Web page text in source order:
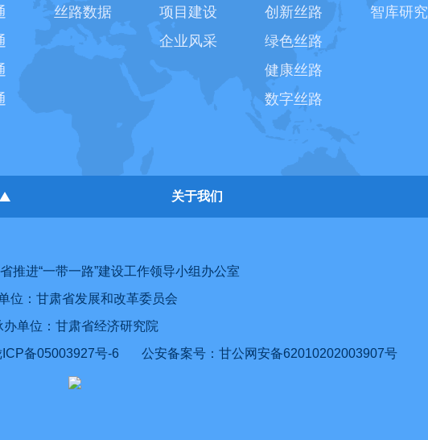
丝路数据
项目建设
企业风采
创新丝路
绿色丝路
健康丝路
数字丝路
智库研究
关于我们
推进“一带一路”建设工作领导小组办公室
位：甘肃省发展和改革委员会
办单位：甘肃省经济研究院
备05003927号-6 公安备案号：甘公网安备62010202003907号